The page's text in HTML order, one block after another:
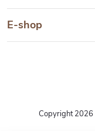
E-shop
Copyright 2026